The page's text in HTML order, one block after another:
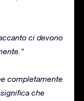
ci devono
completamente
che